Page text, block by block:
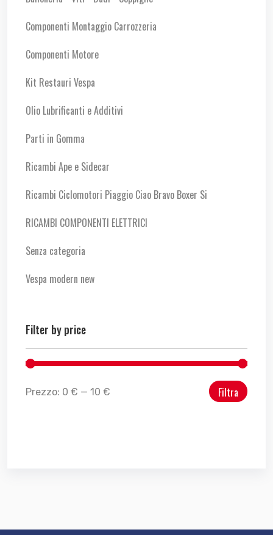
Componenti Montaggio Carrozzeria
Componenti Motore
Kit Restauri Vespa
Olio Lubrificanti e Additivi
Parti in Gomma
Ricambi Ape e Sidecar
Ricambi Ciclomotori Piaggio Ciao Bravo Boxer Si
RICAMBI COMPONENTI ELETTRICI
Senza categoria
Vespa modern new
Filter by price
Filtra
Prezzo: 0 € — 10 €